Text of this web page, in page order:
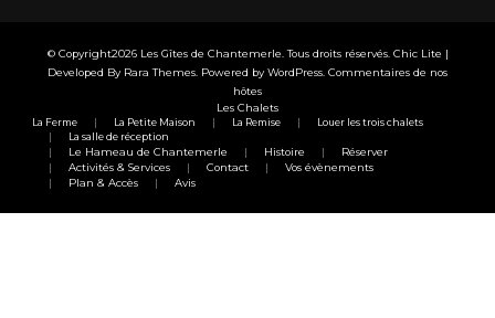
© Copyright2026 Les Gîtes de Chantemerle . Tous droits réservés. Chic Lite |
Developed By Rara Themes . Powered by WordPress Commentaires de nos
hôtes
Les Chalets
La Ferme La Petite Maison La Remise
Louer les trois chalets
La salle de réception
Le Hameau de Chantemerle Histoire
Réserver
Activités & Services
Contact
Vos évènements
Plan & Accès
Avis